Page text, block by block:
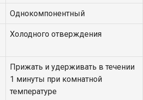
Однокомпонентный
Холодного отверждения
Прижать и удерживать в течении
1 минуты при комнатной
температуре